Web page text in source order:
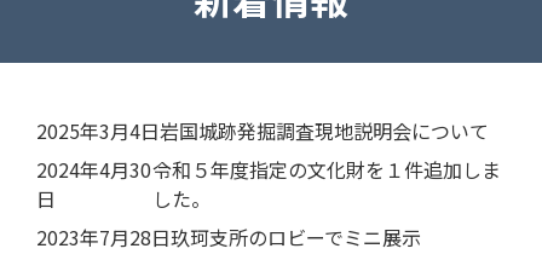
2025年3月4日岩国城跡発掘調査現地説明会について
2024年4月30
日
令和５年度指定の文化財を１件追加しま
した。
2023年7月28日玖珂支所のロビーでミニ展示